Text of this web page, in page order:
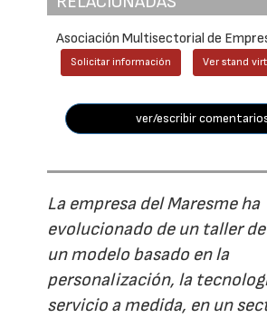
Asociación Multisectorial de
Solicitar información Ver stand
ver/escribir
La empresa del Maresme ha
evolucionado de un taller
un modelo basado en la
personalización, la
servicio a medida, en un